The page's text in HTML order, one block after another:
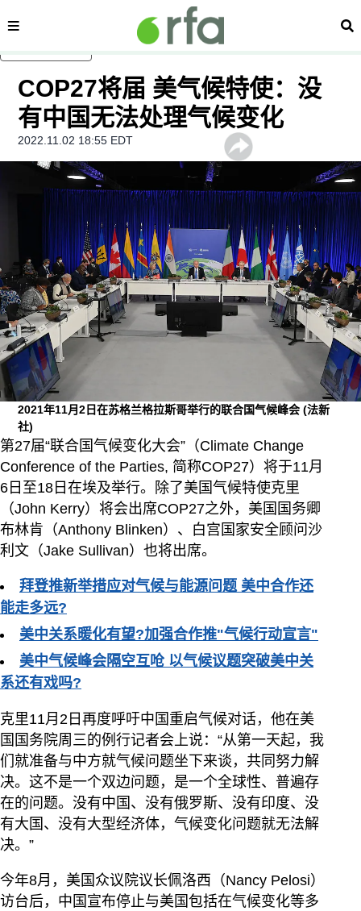
内容分类 搜
COP27将届 美气候特使：没
有中国无法处理气候变化
2022.11.02 18:55 EDT
2021年11月2日在苏格兰格拉斯哥举行的联合国气候峰会(法新
社)
第27届“联合国气候变化大会”（Climate Change
Conference of the Parties, 简称COP27）将于11月
6日至18日在埃及举行。除了美国气候特使克里
（John Kerry）将会出席COP27之外，美国国务卿
布林肯（Anthony Blinken）、白宫国家安全顾问沙
利文（Jake Sullivan）也将出席。
拜登推新举措应对气候与能源问题 美中合作还
能走多远?
美中关系暖化有望?加强合作推"气候行动宣言"
美中气候峰会隔空互呛 以气候议题突破美中关
系还有戏吗?
克里11月2日再度呼吁中国重启气候对话，他在美
国国务院周三的例行记者会上说：“从第一天起，我
们就准备与中方就气候问题坐下来谈，共同努力解
决。这不是一个双边问题，是一个全球性、普遍存
在的问题。没有中国、没有俄罗斯、没有印度、没
有大国、没有大型经济体，气候变化问题就无法解
决。”
今年8月，美国众议院议长佩洛西（Nancy Pelosi）
访台后，中国宣布停止与美国包括在气候变化等多